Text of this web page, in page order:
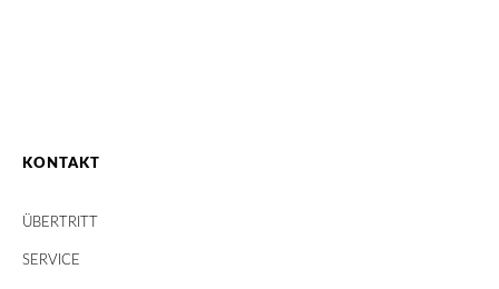
KONTAKT
ÜBERTRITT
SERVICE